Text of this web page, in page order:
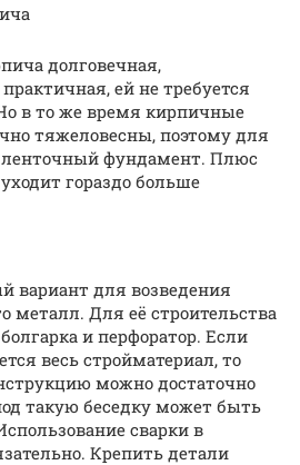
долговечная,
ей не требуется
в то же время кирпичные
тяжеловесны, поэтому для
фундамент. Плюс
гораздо больше
вариант для возведения
металл. Для её строительства
и перфоратор. Если
весь стройматериал, то
можно достаточно
такую беседку может быть
сварки в
Крепить детали